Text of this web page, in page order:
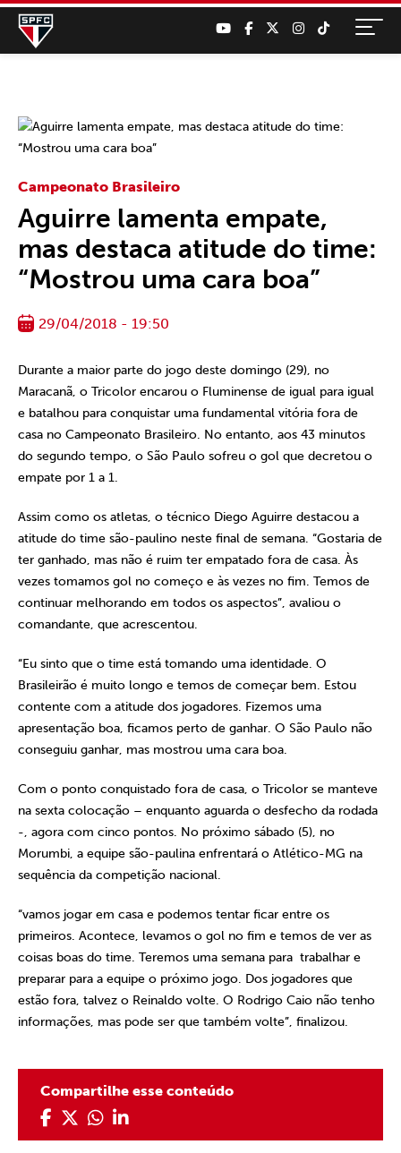
Campeonato Brasileiro
Aguirre lamenta empate,
mas destaca atitude do time:
“Mostrou uma cara boa”
29/04/2018 - 19:50
Durante a maior parte do jogo deste domingo (29), no
Maracanã, o Tricolor encarou o Fluminense de igual para igual
e batalhou para conquistar uma fundamental vitória fora de
casa no Campeonato Brasileiro. No entanto, aos 43 minutos
do segundo tempo, o São Paulo sofreu o gol que decretou o
empate por 1 a 1.
Assim como os atletas, o técnico Diego Aguirre destacou a
atitude do time são-paulino neste final de semana. “Gostaria de
ter ganhado, mas não é ruim ter empatado fora de casa. Às
vezes tomamos gol no começo e às vezes no fim. Temos de
continuar melhorando em todos os aspectos”, avaliou o
comandante, que acrescentou.
“Eu sinto que o time está tomando uma identidade. O
Brasileirão é muito longo e temos de começar bem. Estou
contente com a atitude dos jogadores. Fizemos uma
apresentação boa, ficamos perto de ganhar. O São Paulo não
conseguiu ganhar, mas mostrou uma cara boa.
Com o ponto conquistado fora de casa, o Tricolor se manteve
na sexta colocação – enquanto aguarda o desfecho da rodada
-, agora com cinco pontos. No próximo sábado (5), no
Morumbi, a equipe são-paulina enfrentará o Atlético-MG na
sequência da competição nacional.
“vamos jogar em casa e podemos tentar ficar entre os
primeiros. Acontece, levamos o gol no fim e temos de ver as
coisas boas do time. Teremos uma semana para trabalhar e
preparar para a equipe o próximo jogo. Dos jogadores que
estão fora, talvez o Reinaldo volte. O Rodrigo Caio não tenho
informações, mas pode ser que também volte”, finalizou.
Compartilhe esse conteúdo